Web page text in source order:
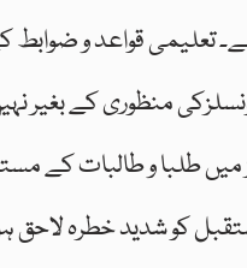
تعلیمی قواعد و
منظوری کے بغیر
طلبا و طالبات کے
کو شدید خطرہ لاحق